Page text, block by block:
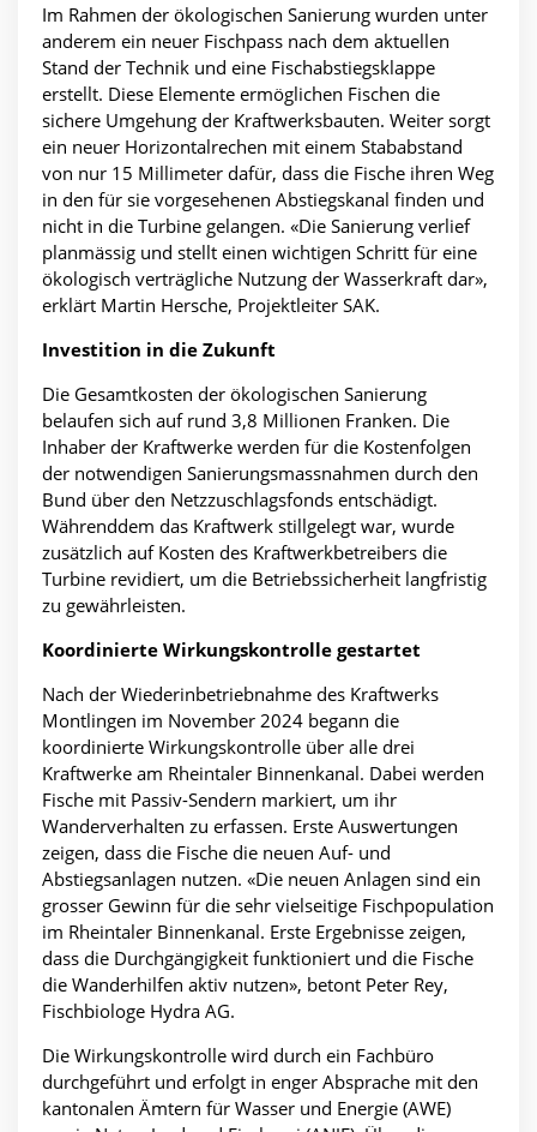
Im Rahmen der ökologischen Sanierung wurden unter
anderem ein neuer Fischpass nach dem aktuellen
Stand der Technik und eine Fischabstiegsklappe
erstellt. Diese Elemente ermöglichen Fischen die
sichere Umgehung der Kraftwerksbauten. Weiter sorgt
ein neuer Horizontalrechen mit einem Stababstand
von nur 15 Millimeter dafür, dass die Fische ihren Weg
in den für sie vorgesehenen Abstiegskanal finden und
nicht in die Turbine gelangen. «Die Sanierung verlief
planmässig und stellt einen wichtigen Schritt für eine
ökologisch verträgliche Nutzung der Wasserkraft dar»,
erklärt Martin Hersche, Projektleiter SAK.
Investition in die Zukunft
Die Gesamtkosten der ökologischen Sanierung
belaufen sich auf rund 3,8 Millionen Franken. Die
Inhaber der Kraftwerke werden für die Kostenfolgen
der notwendigen Sanierungsmassnahmen durch den
Bund über den Netzzuschlagsfonds entschädigt.
Währenddem das Kraftwerk stillgelegt war, wurde
zusätzlich auf Kosten des Kraftwerkbetreibers die
Turbine revidiert, um die Betriebssicherheit langfristig
zu gewährleisten.
Koordinierte Wirkungskontrolle gestartet
Nach der Wiederinbetriebnahme des Kraftwerks
Montlingen im November 2024 begann die
koordinierte Wirkungskontrolle über alle drei
Kraftwerke am Rheintaler Binnenkanal. Dabei werden
Fische mit Passiv-Sendern markiert, um ihr
Wanderverhalten zu erfassen. Erste Auswertungen
zeigen, dass die Fische die neuen Auf- und
Abstiegsanlagen nutzen. «Die neuen Anlagen sind ein
grosser Gewinn für die sehr vielseitige Fischpopulation
im Rheintaler Binnenkanal. Erste Ergebnisse zeigen,
dass die Durchgängigkeit funktioniert und die Fische
die Wanderhilfen aktiv nutzen», betont Peter Rey,
Fischbiologe Hydra AG.
Die Wirkungskontrolle wird durch ein Fachbüro
durchgeführt und erfolgt in enger Absprache mit den
kantonalen Ämtern für Wasser und Energie (AWE)